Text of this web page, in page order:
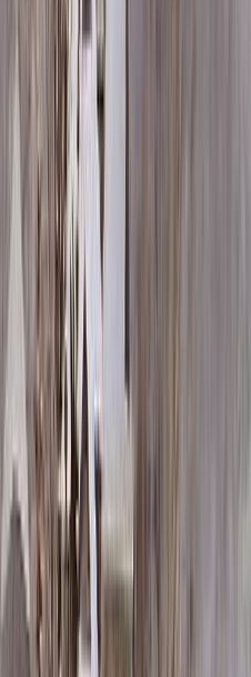
Памятник ММ7514
Выбор атрибутов
Материалы
Материалы
Размер
Размер
80x80x5 90x15x12
60 732 ₽
100x100x8 110x20x15
142 380 ₽
230 580 ₽
Установка памятника
Установка памятника
Без установки
Бесплатно
Стандартная
Усиленная
10 000 ₽
Выбор цветника
Выбор цветника
Бесплатно
100 x 60 x 5